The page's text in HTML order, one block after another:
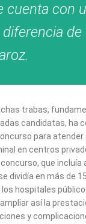
cuenta con
diferencia de
trabas,
candidatas, ha
para
en centros
que incluía
dividía en más de
hospitales
así la
y